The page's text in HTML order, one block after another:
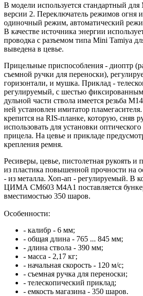
В модели используется стандартный
версии 2. Переключатель режимов огня
одиночный режим, автоматический
В качестве источника энергии
проводка с разъемом типа Mini Tamiya
выведена в цевье.
Прицельные приспособления - диоптр
съемной ручки для переноски),
горизонтали, и мушка. Приклад -
регулируемый, с шестью
дульной части ствола имеется резьба
ней установлен имитатор
крепится на RIS-планке, которую, сняв
использовать для установки
прицела. На цевье и прикладе
крепления ремня.
Ресиверы, цевье, пистолетная рукоять
из пластика повышенной прочности на
- из металла. Хоп-ап - регулируемый. В
ЦИМА СМ603 М4А1 поставляется
вместимостью 350 шаров.
Особенности:
- калибр - 6 мм;
- общая длина - 765 ... 845 мм;
- длина ствола - 390 мм;
- масса - 2,17 кг;
- начальная скорость - 120 м/с;
- съемная ручка для переноски;
- телескопический приклад;
- емкость магазина - 350 шаров.